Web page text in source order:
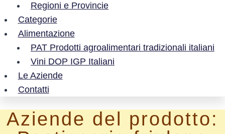
Regioni e Provincie
Categorie
Alimentazione
PAT Prodotti agroalimentari tradizionali italiani
Vini DOP IGP Italiani
Le Aziende
Contatti
Aziende del prodotto: